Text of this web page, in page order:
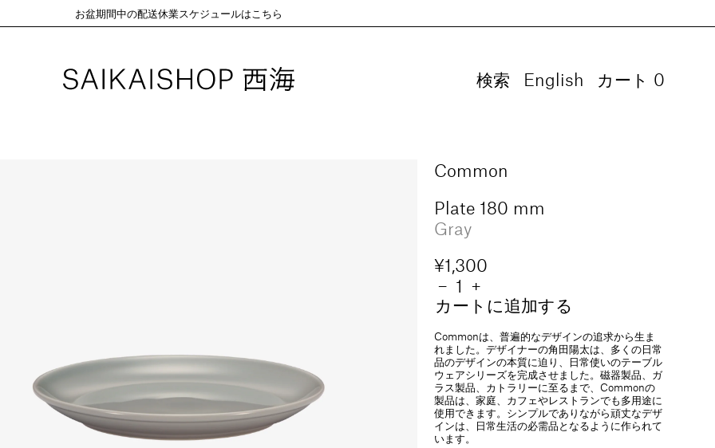
お盆期間中の配送休業スケジュールはこちら
検索
言
English カート 0
ー
ダ
Common
Plate 180 mm
Gray
通
常
価
格
¥1,300
数
量
Plate
180
mm
の
数
量
を
減
ら
す
− Plate
180
mm
の
数
量
を
増
や
す
+
カートに追加する
Commonは、普遍的なデザインの追求から生ま
れました。デザイナーの角田陽太は、多くの日常
品のデザインの本質に迫り、日常使いのテーブル
ウェアシリーズを完成させました。磁器製品、ガ
ラス製品、カトラリーに至るまで、Commonの
製品は、家庭、カフェやレストランでも多用途に
使用できます。シンプルでありながら頑丈なデザ
インは、日常生活の必需品となるように作られて
います。